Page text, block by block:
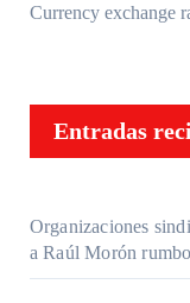
Currency exchange
Entradas
Organizaciones
a Raúl Morón